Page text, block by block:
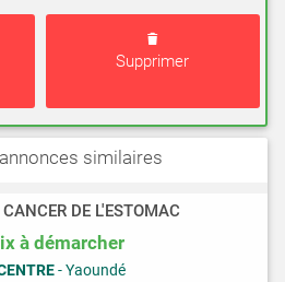
Supprimer
similaires
CANCER DE L'ESTOMAC
à démarcher
- Yaoundé